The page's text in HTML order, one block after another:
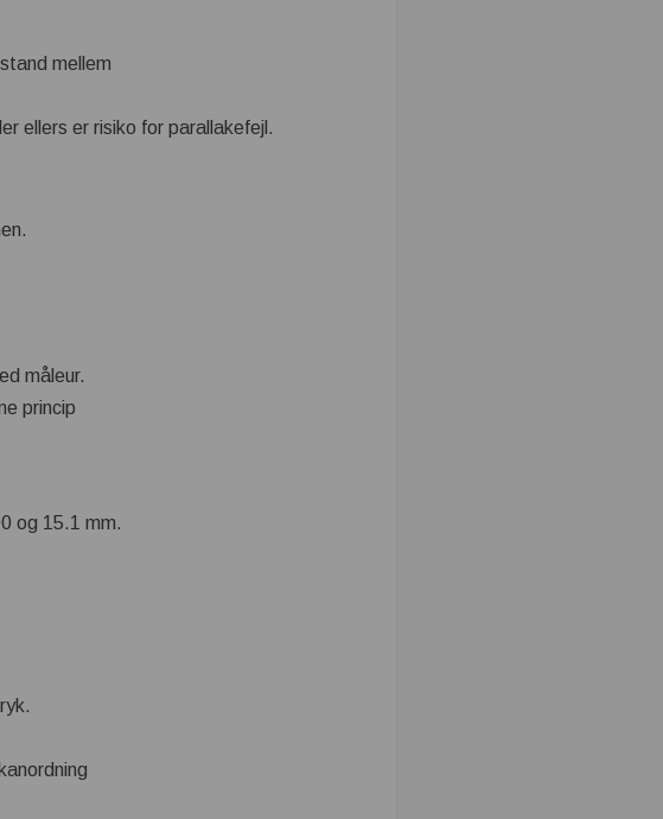
mellem
ellers er risiko for parallakefejl.
måleur.
princip
og 15.1 mm.